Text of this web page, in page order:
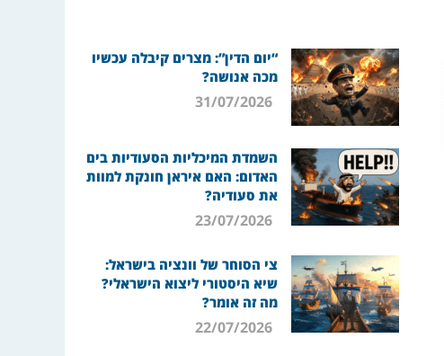
“יום הדין”: מצרים קיבלה עכשיו
מכה אנושה?
31/07/2026
השמדת המיכליות הסעודיות בים
האדום: האם איראן חונקת למוות
את סעודיה?
23/07/2026
צי הסוחר של וונציה בישראל:
שיא היסטורי ליצוא הישראלי?
מה זה אומר?
22/07/2026